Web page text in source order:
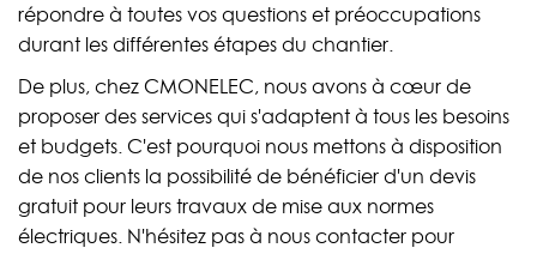
répondre à toutes vos questions et préoccupations
durant les différentes étapes du chantier.
De plus, chez CMONELEC, nous avons à cœur de
proposer des services qui s'adaptent à tous les besoins
et budgets. C'est pourquoi nous mettons à disposition
de nos clients la possibilité de bénéficier d'un devis
gratuit pour leurs travaux de mise aux normes
électriques. N'hésitez pas à nous contacter pour